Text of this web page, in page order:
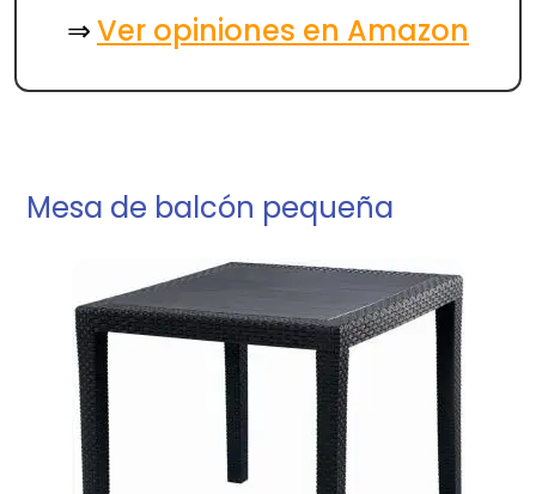
⇒Ver opiniones en Amazon
Mesa de balcón pequeña